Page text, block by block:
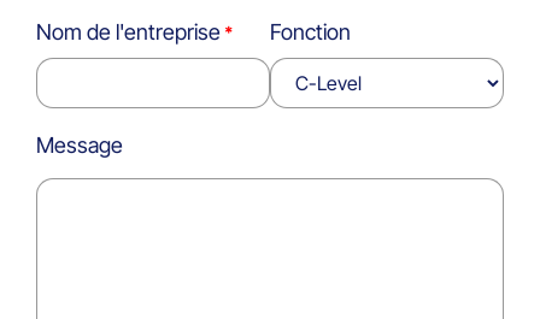
Nom de l'entreprise Fonction
Message